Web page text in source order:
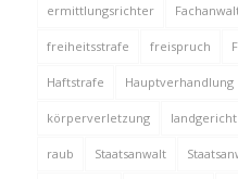
ermittlungsrichter
freiheitsstrafe freispruch
Haftstrafe Hauptverhandlung
körperverletzung landgericht
raub Staatsanwalt